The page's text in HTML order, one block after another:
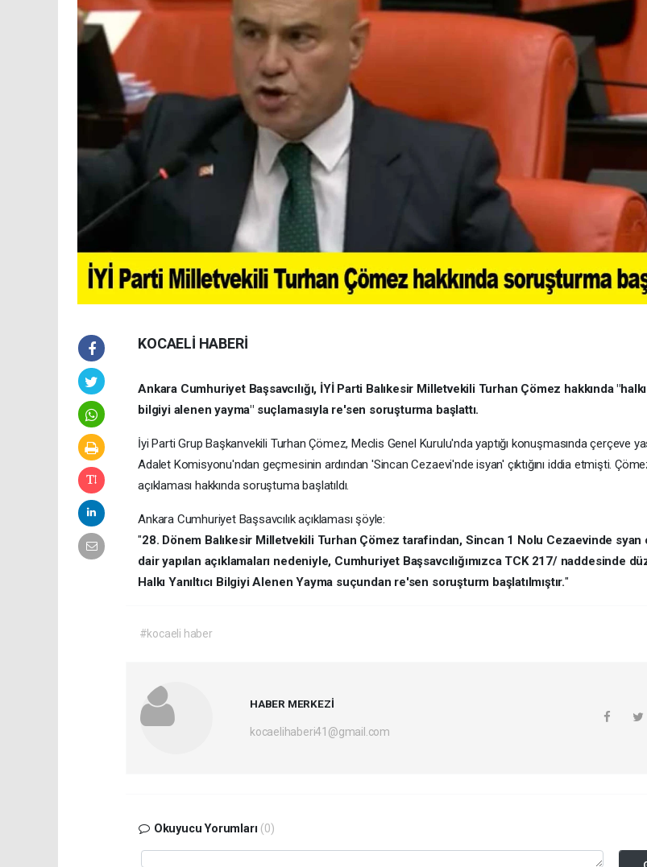
KOCAELİ HABERİ
Ankara Cumhuriyet Başsavcılığı, İYİ Parti Balıkesir Milletvekili Turhan Çömez hakkında "halkı
bilgiyi alenen yayma" suçlamasıyla re'sen soruşturma başlattı.
İyi Parti Grup Başkanvekili Turhan Çömez, Meclis Genel Kurulu'nda yaptığı konuşmasında çerçeve
Adalet Komisyonu'ndan geçmesinin ardından 'Sincan Cezaevi'nde isyan' çıktığını iddia etmişti.
açıklaması hakkında soruştuma başlatıldı.
Ankara Cumhuriyet Başsavcılık açıklaması şöyle:
"28. Dönem Balıkesir Milletvekili Turhan Çömez tarafindan, Sincan 1 Nolu Cezaevinde syan
dair yapılan açıklamaları nedeniyle, Cumhuriyet Başsavcılığımızca TCK 217/ naddesinde
Halkı Yanıltıcı Bilgiyi Alenen Yayma suçundan re'sen soruşturm başlatılmıştır."
#kocaeli haber
HABER MERKEZİ
kocaelihaberi41@gmail.com
Okuyucu Yorumları (0)